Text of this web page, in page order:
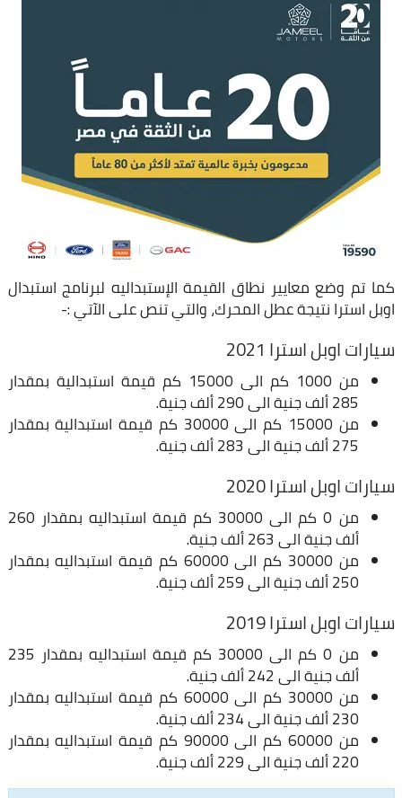
كما تم وضع معايير نطاق القيمة الإستبداليه لبرنامج استبدال
اوبل استرا نتيجة عطل المحرك، والتي تنص على الآتي :-
سيارات اوبل استرا 2021
من 1000 كم الى 15000 كم قيمة استبدالية بمقدار
285 ألف جنية الى 290 ألف جنية.
من 15000 كم الى 30000 كم قيمة استبدالية بمقدار
275 ألف جنية الى 283 ألف جنية.
سيارات اوبل استرا 2020
من 0 كم الى 30000 كم قيمة استبداليه بمقدار 260
ألف جنية الى 263 ألف جنية.
من 30000 كم الى 60000 كم قيمة استبداليه بمقدار
250 ألف جنية الى 259 ألف جنية.
سيارات اوبل استرا 2019
من 0 كم الى 30000 كم قيمة استبداليه بمقدار 235
ألف جنية الى 242 ألف جنية.
من 30000 كم الى 60000 كم قيمة استبداليه بمقدار
230 ألف جنية الى 234 ألف جنية.
من 60000 كم الى 90000 كم قيمة استبداليه بمقدار
220 ألف جنية الى 229 ألف جنية.